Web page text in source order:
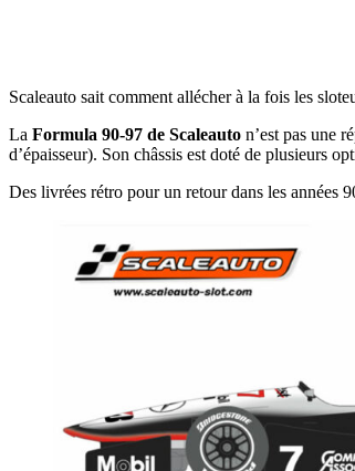
Scaleauto sait comment allécher à la fois les
La Formula 90-97 de Scaleauto n’est pas une
d’épaisseur). Son châssis est doté de plusieurs
Des livrées rétro pour un retour dans les années